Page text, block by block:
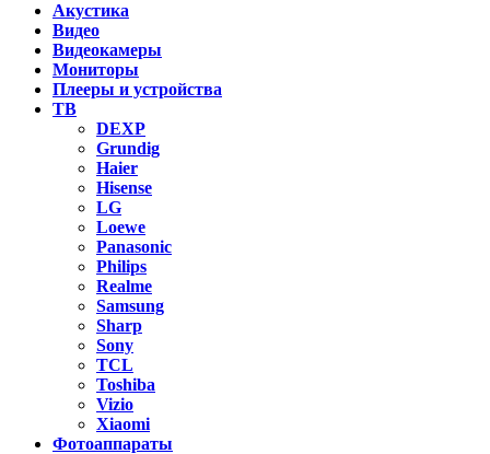
Акустика
Видео
Видеокамеры
Мониторы
Плееры и устройства
ТВ
DEXP
Grundig
Haier
Hisense
LG
Loewe
Panasonic
Philips
Realme
Samsung
Sharp
Sony
TCL
Toshiba
Vizio
Xiaomi
Фотоаппараты